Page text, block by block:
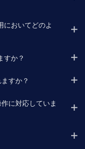
においてどのよ
すか？
すか？
に対応していま